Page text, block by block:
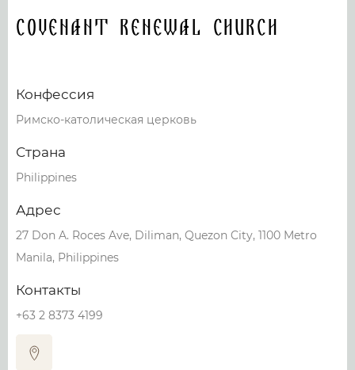
Covenant Renewal Church
Конфессия
Римско-католическая церковь
Страна
Philippines
Адрес
27 Don A. Roces Ave, Diliman, Quezon City, 1100 Metro
Manila, Philippines
Контакты
+63 2 8373 4199